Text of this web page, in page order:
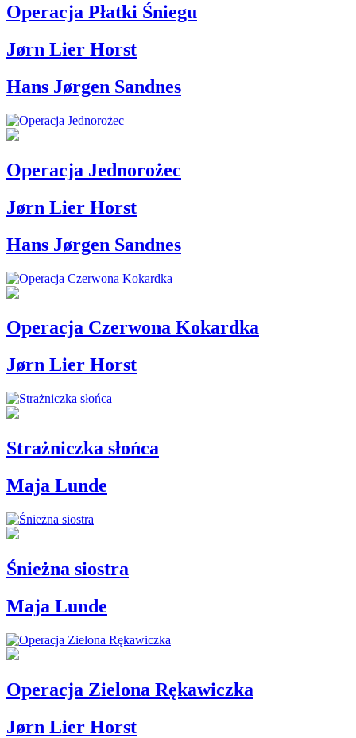
Operacja Płatki Śniegu
Jørn Lier Horst
Hans Jørgen Sandnes
Operacja Jednorożec
Jørn Lier Horst
Hans Jørgen Sandnes
Operacja Czerwona Kokardka
Jørn Lier Horst
Strażniczka słońca
Maja Lunde
Śnieżna siostra
Maja Lunde
Operacja Zielona Rękawiczka
Jørn Lier Horst